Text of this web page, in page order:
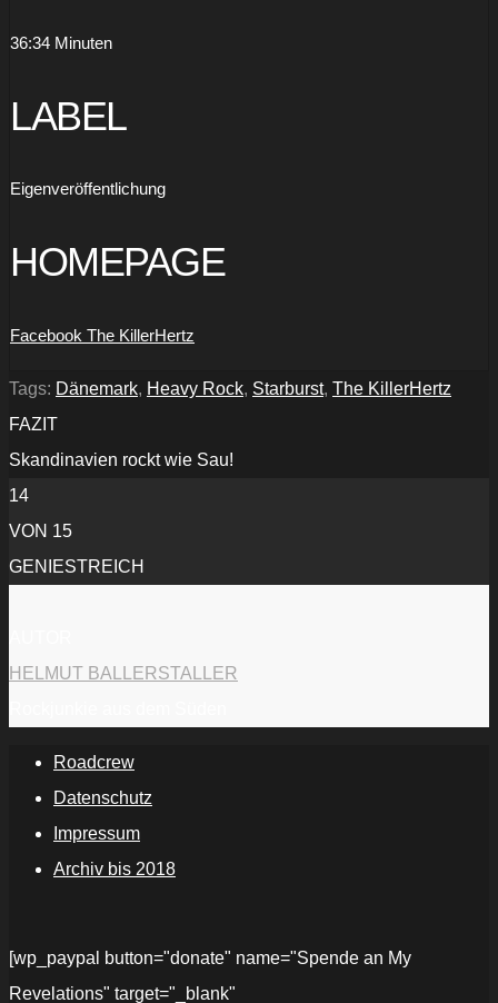
36:34 Minuten
LABEL
Eigenveröffentlichung
HOMEPAGE
Facebook The KillerHertz
Tags: Dänemark, Heavy Rock, Starburst, The KillerHertz
FAZIT
Skandinavien rockt wie Sau!
14
VON 15
GENIESTREICH
HELMUT BALLERSTALLER
Roadcrew
Datenschutz
Impressum
Archiv bis 2018
[wp_paypal button="donate" name="Spende an My
Revelations" target="_blank"